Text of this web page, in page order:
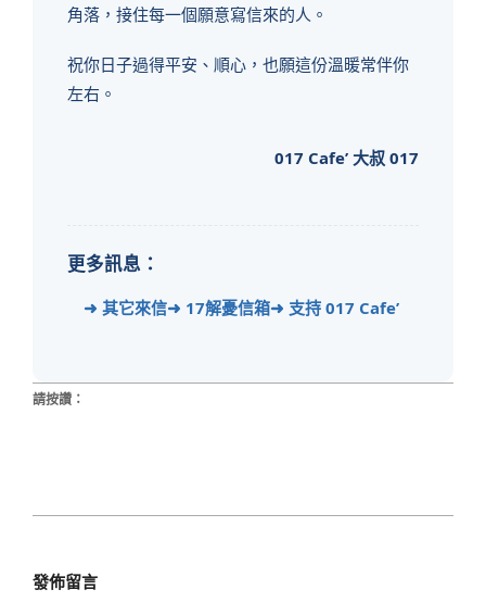
角落，接住每一個願意寫信來的人。
祝你日子過得平安、順心，也願這份溫暖常伴你
左右。
017 Cafe’ 大叔 017
更多訊息：
➜ 其它來信➜ 17解憂信箱➜ 支持 017 Cafe’
請按讚：
28
發佈留言